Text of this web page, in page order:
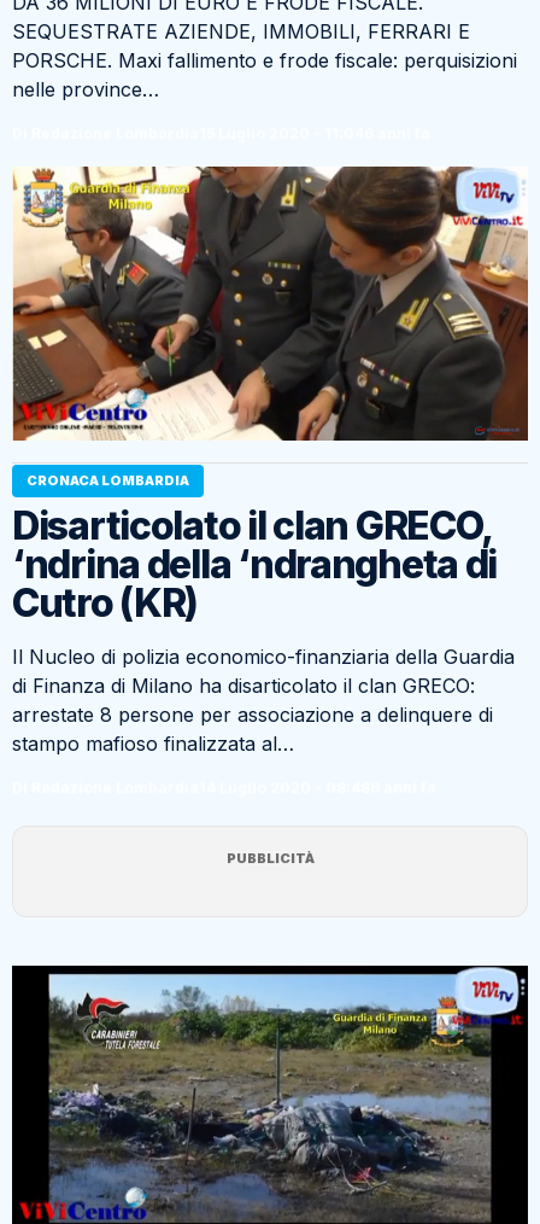
SEQUESTRATE AZIENDE, IMMOBILI, FERRARI E
PORSCHE. Maxi fallimento e frode fiscale: perquisizioni
nelle province…
CRONACA LOMBARDIA
Disarticolato il clan GRECO,
‘ndrina della ‘ndrangheta di
Cutro (KR)
Il Nucleo di polizia economico-finanziaria della Guardia
di Finanza di Milano ha disarticolato il clan GRECO:
arrestate 8 persone per associazione a delinquere di
stampo mafioso finalizzata al…
PUBBLICITÀ